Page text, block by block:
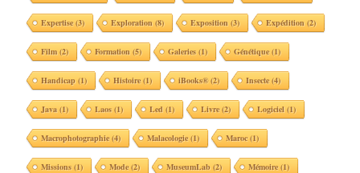
Expertise(3) Exploration (8) Exposition (3) Expédition (2)
Film(2) Formation (5) Galeries(1) Génétique(1)
Handicap (1) Histoire(1) iBooks®(2) Insecte(4)
Java (1) Laos(1) Led (1) Livre(2) Logiciel (1)
Macrophotographie(4) Malacologie(1) Maroc(1)
Missions(1) Mode(2) MuseumLab (2) Mémoire(1)